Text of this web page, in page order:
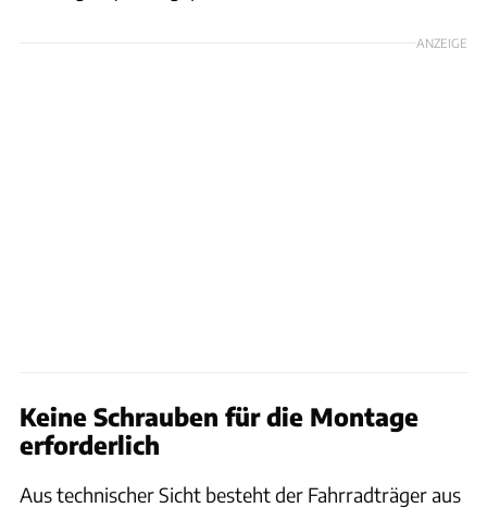
ANZEIGE
Keine Schrauben für die Montage
erforderlich
Aus technischer Sicht besteht der Fahrradträger aus